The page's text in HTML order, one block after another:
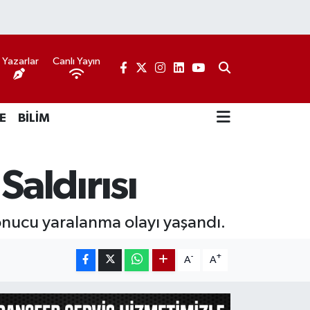
Yazarlar Canlı Yayın
BİLİM
yaralanma olayı yaşandı.
A- A+